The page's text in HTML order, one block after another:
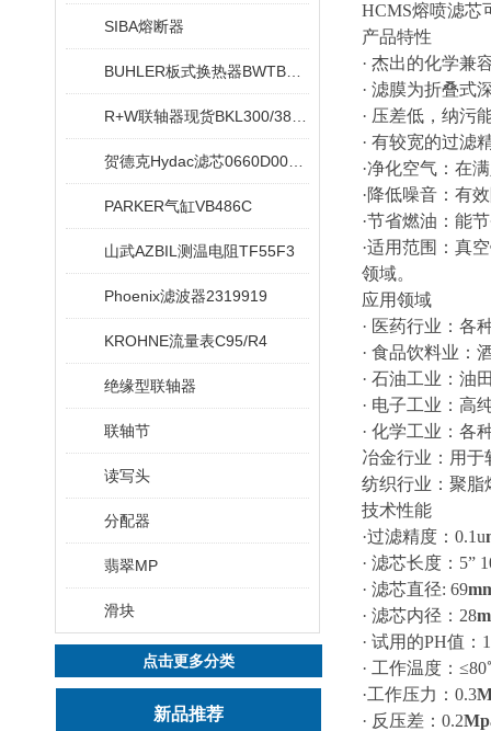
SIBA熔断器
PARKER气缸VB486C
山武AZBIL测温电阻TF55F3
Phoenix滤波器2319919
KROHNE流量表C95/R4
绝缘型联轴器
联轴节
读写头
分配器
翡翠MP
滑块
点击更多分类
新品推荐
HCMS熔喷滤芯
产品特性
· 杰出的化学兼
· 滤膜为折叠式
· 压差低，纳污
· 有较宽的过滤
·净化空气：在
·降低噪音：有
·节省燃油：能
·适用范围：真
领域。
应用领域
· 医药行业：各
· 食品饮料业：
· 石油工业：油
· 电子工业：高
· 化学工业：各
冶金行业：用于
纺织行业：聚脂
技术性能
·过滤精度：0.1u
· 滤芯长度：5”
· 滤芯直径: 69
· 滤芯内径：28
· 试用的PH值：
· 工作温度：
·工作压力：0.3
· 反压差：0.2